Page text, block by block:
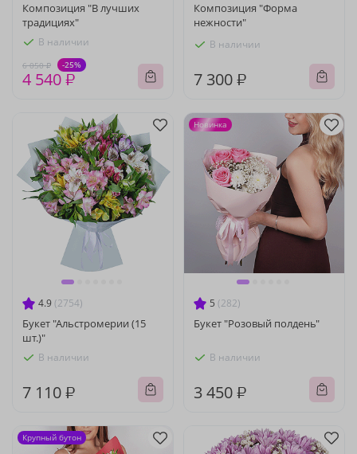
Композиция "В лучших
традициях"
В наличии
6 050 ₽ -25%
4 540 ₽
Композиция "Форма
нежности"
В наличии
7 300 ₽
4.9 (2754)
Букет "Альстромерии (15
шт.)"
В наличии
7 110 ₽
5 (282)
Букет "Розовый полдень"
В наличии
3 450 ₽
Новинка
Крупный бутон